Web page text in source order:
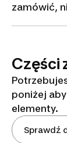
zamówić,
Części
poniżej
elementy.
Sprawdź